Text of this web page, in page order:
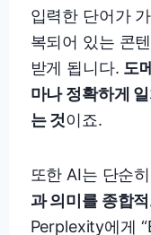
입력한 단어가
복되어 있는 콘
받게 됩니다. 도
마나 정확하게
는 것이죠.
또한 AI는 단순
과 의미를 종합
Perplexity에게